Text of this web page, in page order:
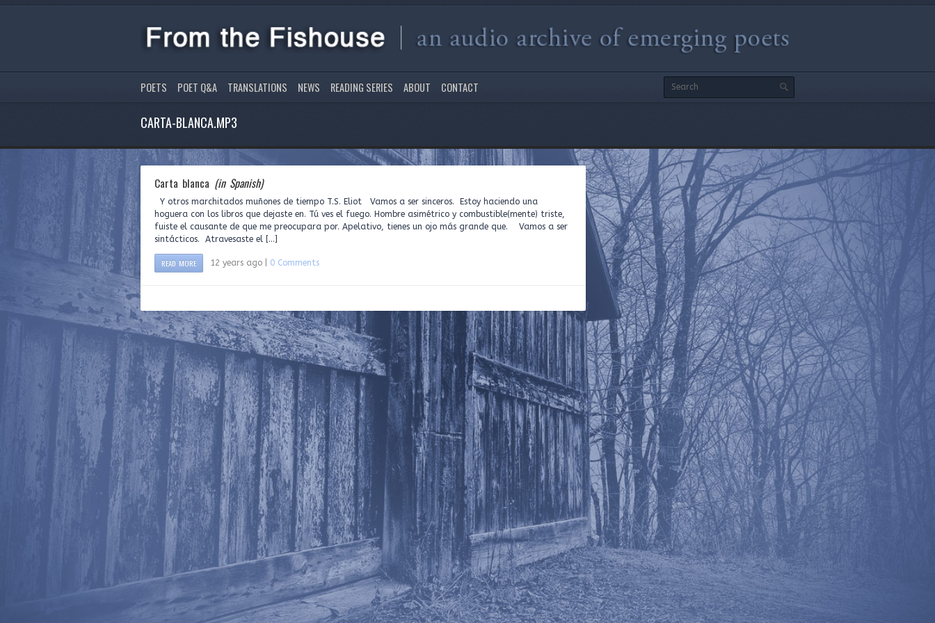
POETS POET Q&A TRANSLATIONS NEWS READING SERIES ABOUT CONTACT
CARTA-BLANCA.MP3
Carta blanca (in Spanish)
Y otros marchitados muñones de tiempo T.S. Eliot Vamos a ser sinceros. Estoy haciendo una
hoguera con los libros que dejaste en. Tú ves el fuego. Hombre asimétrico y combustible(mente) triste,
fuiste el causante de que me preocupara por. Apelativo, tienes un ojo más grande que. Vamos a ser
sintácticos. Atravesaste el […]
READ MORE 12 years ago | 0 Comments